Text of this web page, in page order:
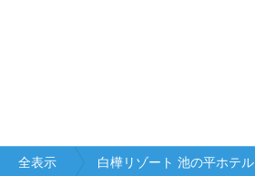
全表示 白樺リゾート 池の平ホテル